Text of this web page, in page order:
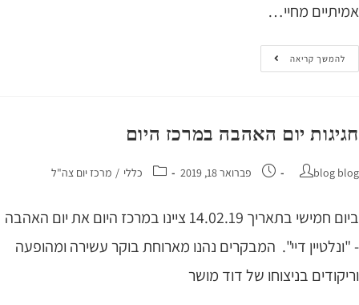
מחיי…
קריאה
יום האהבה במרכז היום
blog פברואר 18, 2019 כללי / מרכז יום צה"ל
ביום חמישי בתאריך 14.02.19 ציינו במרכז היום את יום האהבה
דיי". המבקרים נהנו מארוחת בוקר עשירה ומהופעה
בניצוחו של דוד מושר